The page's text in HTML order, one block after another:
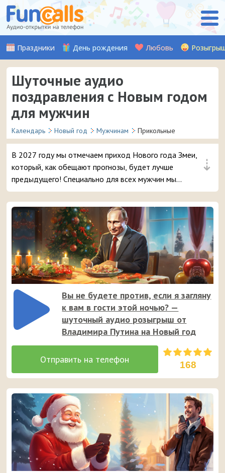
Праздники День рождения Любовь
Шуточные аудио
поздравления с Новым годом
для мужчин
Календарь Новый год Мужчинам Прикольные
⇣
В 2027 году мы отмечаем приход Нового года Змеи,
который, как обещают прогнозы, будет лучше
предыдущего! Специально для всех мужчин мы
записали множество шуточных и прикольных аудио-
открыток с поздравлениями, которые можно
отправить на смартфон в любую точку нашей страны.
Вы не будете против, если я загляну
к вам в гости этой ночью? —
шуточный аудио розыгрыш от
Владимира Путина на Новый год
168